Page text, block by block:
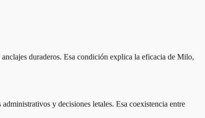
duraderos. Esa condición explica la eficacia de Milo,
y decisiones letales. Esa coexistencia entre